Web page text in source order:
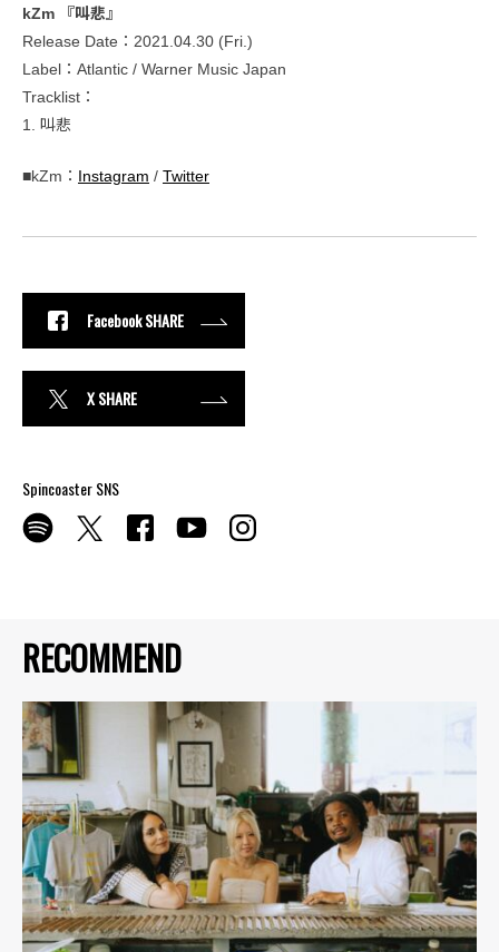
RECOMMEND
kZm 『叫悲』
Release Date：2021.04.30 (Fri.)
Label：Atlantic / Warner Music Japan
Tracklist：
1. 叫悲
■kZm： Instagram / Twitter
Facebook SHARE
X SHARE
Spincoaster SNS